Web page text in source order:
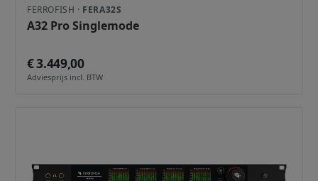
FERROFISH · FERA32S
A32 Pro Singlemode
€ 3.449,00
Adviesprijs incl. BTW